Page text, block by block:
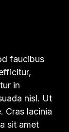
faucibus
in
nisl. Ut
Cras lacinia
sit amet